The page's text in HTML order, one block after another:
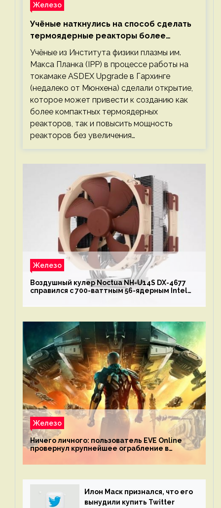
Железо
Учёные наткнулись на способ сделать
термоядерные реакторы более
компактными или мощными
Учёные из Института физики плазмы им.
Макса Планка (IPP) в процессе работы на
токамаке ASDEX Upgrade в Гархинге
(недалеко от Мюнхена) сделали открытие,
которое может привести к созданию как
более компактных термоядерных
реакторов, так и повысить мощность
реакторов без увеличения…
Железо
Воздушный кулер Noctua NH-U14S DX-4677
справился с 700-ваттным 56-ядерным Intel
Железо
Ничего личного: пользователь EVE Online
провернул крупнейшее ограбление в
механике
Илон Маск признался, что его
вынудили купить Twitter